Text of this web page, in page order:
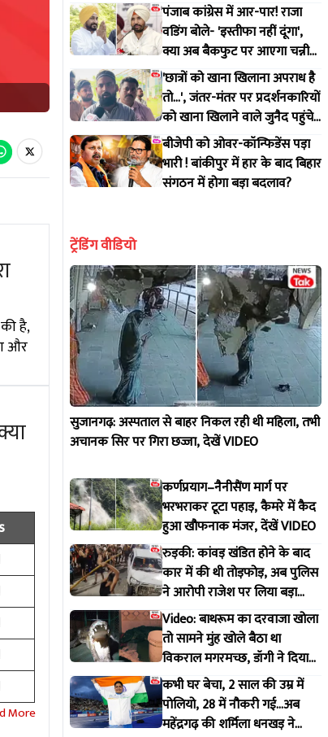
है,
और
पंजाब कांग्रेस में आर-पार! राजा
वडिंग बोले- 'इस्तीफा नहीं दूंगा',
क्या अब बैकफुट पर आएगा चन्नी
खेमा?
'छात्रों को खाना खिलाना अपराध है
तो...', जंतर-मंतर पर प्रदर्शनकारियों
को खाना खिलाने वाले जुनैद पहुंचे
रांची, किया बड़ा ऐलान!
बीजेपी को ओवर-कॉन्फिडेंस पड़ा
भारी ! बांकीपुर में हार के बाद बिहार
संगठन में होगा बड़ा बदलाव?
ट्रेंडिंग वीडियो
सुजानगढ़: अस्पताल से बाहर निकल रही थी महिला, तभी
अचानक सिर पर गिरा छज्जा, देखें VIDEO
कर्णप्रयाग–नैनीसैंण मार्ग पर
भरभराकर टूटा पहाड़, कैमरे में कैद
हुआ खौफनाक मंजर, देंखें VIDEO
रुड़की: कांवड़ खंडित होने के बाद
कार में की थी तोड़फोड़, अब पुलिस
ने आरोपी राजेश पर लिया बड़ा
एक्शन
Video: बाथरूम का दरवाजा खोला
तो सामने मुंह खोले बैठा था
विकराल मगरमच्छ, डॉगी ने दिया
मकान मालिक को इशारा
कभी घर बेचा, 2 साल की उम्र में
पोलियो, 28 में नौकरी गई...अब
महेंद्रगढ़ की शर्मिला धनखड़ ने